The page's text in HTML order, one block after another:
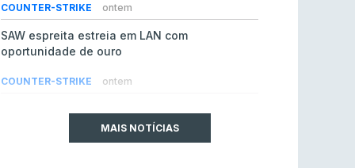
COUNTER-STRIKE ontem
SAW espreita estreia em LAN com
oportunidade de ouro
COUNTER-STRIKE ontem
do Counter-Strike 2MAIS NOTÍCIAS